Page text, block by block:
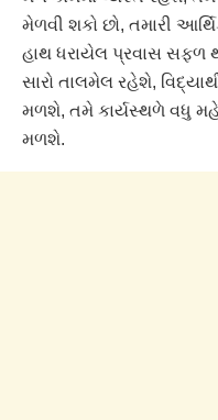
મેળવી શકો છો, તમારી
હાથ ધરાયેલ પ્રવાસ સફળ
સારો તાલમેલ રહેશે,
મળશે, તમે કાર્યસ્થળે વધુ
મળશે.